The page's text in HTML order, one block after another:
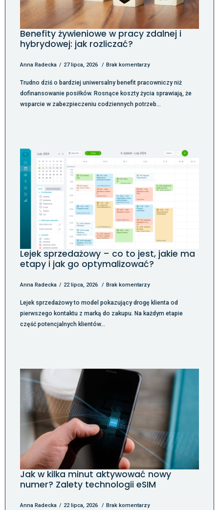
Benefity żywieniowe w pracy zdalnej i
hybrydowej: jak rozliczać?
Anna Radecka 27 lipca, 2026 Brak komentarzy
Trudno dziś o bardziej uniwersalny benefit pracowniczy niż
dofinansowanie posiłków. Rosnące koszty życia sprawiają, że
wsparcie w zabezpieczeniu codziennych potrzeb…
Lejek sprzedażowy – co to jest, jakie ma
etapy i jak go optymalizować?
Anna Radecka 22 lipca, 2026 Brak komentarzy
Lejek sprzedażowy to model pokazujący drogę klienta od
pierwszego kontaktu z marką do zakupu. Na każdym etapie
część potencjalnych klientów…
Jak w kilka minut aktywować nowy
numer? Zalety technologii eSIM
Anna Radecka 22 lipca, 2026 Brak komentarzy